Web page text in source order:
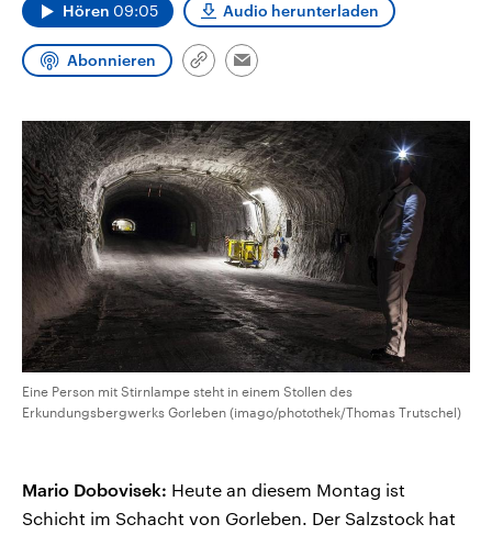
Hören 09:05 Audio herunterladen
Abonnieren
Link
Email
Eine Person mit Stirnlampe steht in einem Stollen des
Erkundungsbergwerks Gorleben (imago/photothek/Thomas Trutschel)
Mario Dobovisek: Heute an diesem Montag ist
Schicht im Schacht von Gorleben. Der Salzstock hat